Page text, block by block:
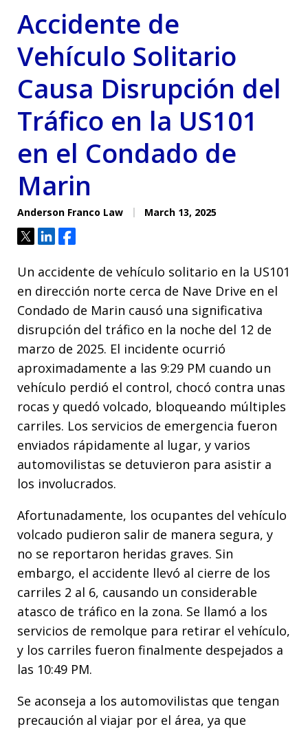
Accidente de
Vehículo Solitario
Causa Disrupción del
Tráfico en la US101
en el Condado de
Marin
Anderson Franco Law March 13, 2025
TweetShareShare
Un accidente de vehículo solitario en la US101
en dirección norte cerca de Nave Drive en el
Condado de Marin causó una significativa
disrupción del tráfico en la noche del 12 de
marzo de 2025. El incidente ocurrió
aproximadamente a las 9:29 PM cuando un
vehículo perdió el control, chocó contra unas
rocas y quedó volcado, bloqueando múltiples
carriles. Los servicios de emergencia fueron
enviados rápidamente al lugar, y varios
automovilistas se detuvieron para asistir a
los involucrados.
Afortunadamente, los ocupantes del vehículo
volcado pudieron salir de manera segura, y
no se reportaron heridas graves. Sin
embargo, el accidente llevó al cierre de los
carriles 2 al 6, causando un considerable
atasco de tráfico en la zona. Se llamó a los
servicios de remolque para retirar el vehículo,
y los carriles fueron finalmente despejados a
las 10:49 PM.
Se aconseja a los automovilistas que tengan
precaución al viajar por el área, ya que